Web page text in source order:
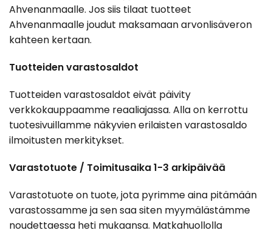
Ahvenanmaalle. Jos siis tilaat tuotteet
Ahvenanmaalle joudut maksamaan arvonlisäveron
kahteen kertaan.
Tuotteiden varastosaldot
Tuotteiden varastosaldot eivät päivity
verkkokauppaamme reaaliajassa. Alla on kerrottu
tuotesivuillamme näkyvien erilaisten varastosaldo
ilmoitusten merkitykset.
Varastotuote / Toimitusaika 1-3 arkipäivää
Varastotuote on tuote, jota pyrimme aina pitämään
varastossamme ja sen saa siten myymälästämme
noudettaessa heti mukaansa. Matkahuollolla